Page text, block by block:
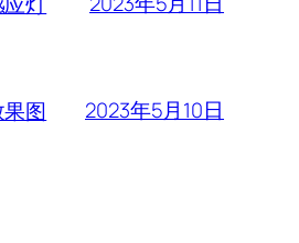
图 2023年5月10日